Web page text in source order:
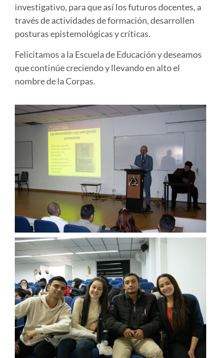
investigativo, para que así los futuros docentes, a
través de actividades de formación, desarrollen
posturas epistemológicas y críticas.
Felicitamos a la Escuela de Educación y deseamos
que continúe creciendo y llevando en alto el
nombre de la Corpas.